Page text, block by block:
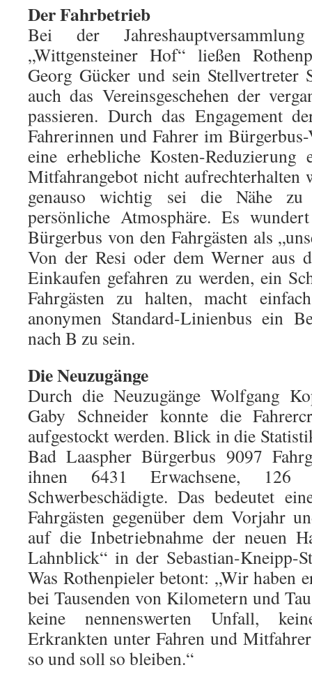
Der Fahrbetrieb
Bei der
„Wittgensteiner Hof“ ließen
Georg Gücker und sein Stellvertreter
auch das Vereinsgeschehen der
passieren. Durch das Engagement
Fahrerinnen und Fahrer im
eine erhebliche Kosten-
Mitfahrangebot nicht aufrechterhalten
genauso wichtig sei die Nähe zu
persönliche Atmosphäre. Es
Bürgerbus von den Fahrgästen als
Von der Resi oder dem Werner aus
Einkaufen gefahren zu werden, ein
Fahrgästen zu halten, macht
anonymen Standard-Linienbus ein
nach B zu sein.
Die Neuzugänge
Durch die Neuzugänge Wolfgang
Gaby Schneider konnte die
aufgestockt werden. Blick in die
Bad Laaspher Bürgerbus 9097
ihnen 6431 Erwachsene,
Schwerbeschädigte. Das bedeutet
Fahrgästen gegenüber dem Vorjahr
auf die Inbetriebnahme der neuen
Lahnblick“ in der Sebastian-Kneipp-
Was Rothenpieler betont: „Wir haben
bei Tausenden von Kilometern und
keine nennenswerten Unfall,
Erkrankten unter Fahren und
so und soll so bleiben.“